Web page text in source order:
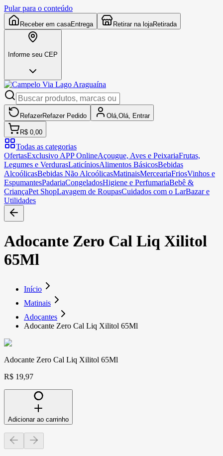
Pular para o conteúdo
Receber em casaEntrega Retirar na lojaRetirada
Informe seu CEP
RefazerRefazer Pedido Olá, Olá, Entrar
R$ 0,00
Todas as categorias
OfertasExclusivo APP OnlineAçougue, Aves e PeixariaFrutas,
Legumes e VerdurasLaticíniosAlimentos BásicosBebidas
AlcoólicasBebidas Não AlcoólicasMatinaisMerceariaFriosVinhos e
EspumantesPadariaCongeladosHigiene e PerfumariaBebê &
CriançaPet ShopLavagem de RoupasCuidados com o LarBazar e
Utilidades
Adocante Zero Cal Liq Xilitol
65Ml
Início
Matinais
Adoçantes
Adocante Zero Cal Liq Xilitol 65Ml
Adocante Zero Cal Liq Xilitol 65Ml
R$ 19,97
Adicionar ao carrinho